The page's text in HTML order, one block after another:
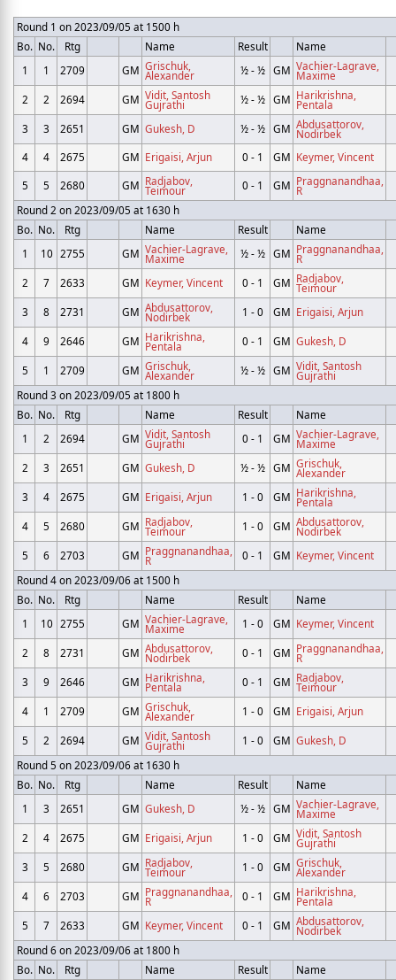
Round 1 on 2023/09/05 at 1500 h
Bo. No. Rtg Name Result
Name
1
1 2709 GM Grischuk,
Alexander ½ - ½ GM Vachier-Lagrave,
Maxime
2
2 2694 GM Vidit, Santosh
Gujrathi ½ - ½ GM Harikrishna,
Pentala
3
3 2651 GM Gukesh, D ½ - ½ GM Abdusattorov,
Nodirbek
4
4 2675 GM Erigaisi, Arjun 0 - 1 GM Keymer, Vincent
5
5 2680 GM Radjabov,
Teimour 0 - 1 GM Praggnanandhaa,
R
Round 2 on 2023/09/05 at 1630 h
Bo. No. Rtg Name Result
Name
1
10 2755 GM Vachier-Lagrave,
Maxime ½ - ½ GM Praggnanandhaa,
R
2
7 2633 GM Keymer, Vincent 0 - 1 GM Radjabov,
Teimour
3
8 2731 GM Abdusattorov,
Nodirbek 1 - 0 GM Erigaisi, Arjun
4 9 2646 GM Harikrishna,
Pentala 0 - 1 GM Gukesh, D
5 1 2709 GM Grischuk,
Alexander ½ - ½ GM Vidit, Santosh
Gujrathi
Round 3 on 2023/09/05 at 1800 h
Bo. No. Rtg Name Result
Name
1
2 2694 GM Vidit, Santosh
Gujrathi 0 - 1 GM Vachier-Lagrave,
Maxime
2
3 2651 GM Gukesh, D ½ - ½ GM Grischuk,
Alexander
3
4 2675 GM Erigaisi, Arjun 1 - 0 GM Harikrishna,
Pentala
4
5 2680 GM Radjabov,
Teimour 1 - 0 GM Abdusattorov,
Nodirbek
5
6 2703 GM Praggnanandhaa,
R 0 - 1 GM Keymer, Vincent
Round 4 on 2023/09/06 at 1500 h
Bo. No. Rtg Name Result
Name
1
10 2755 GM Vachier-Lagrave,
Maxime 1 - 0 GM Keymer, Vincent
2 8 2731 GM Abdusattorov,
Nodirbek 0 - 1 GM Praggnanandhaa,
R
3
9 2646 GM Harikrishna,
Pentala 0 - 1 GM Radjabov,
Teimour
4
1 2709 GM Grischuk,
Alexander 1 - 0 GM Erigaisi, Arjun
5 2 2694 GM Vidit, Santosh
Gujrathi 1 - 0 GM Gukesh, D
Round 5 on 2023/09/06 at 1630 h
Bo. No. Rtg Name Result
Name
1
3 2651 GM Gukesh, D ½ - ½ GM Vachier-Lagrave,
Maxime
2
4 2675 GM Erigaisi, Arjun 1 - 0 GM Vidit, Santosh
Gujrathi
3
5 2680 GM Radjabov,
Teimour 1 - 0 GM Grischuk,
Alexander
4
6 2703 GM Praggnanandhaa,
R 0 - 1 GM Harikrishna,
Pentala
5
7 2633 GM Keymer, Vincent 0 - 1 GM Abdusattorov,
Nodirbek
Round 6 on 2023/09/06 at 1800 h
Bo. No. Rtg Name Result
Name